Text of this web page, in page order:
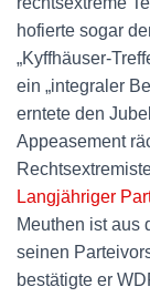
hofierte sogar
„Kyffhäuser-
ein „integraler
erntete den
Appeasement
Langjähriger
Meuthen ist aus
seinen
bestätigte er